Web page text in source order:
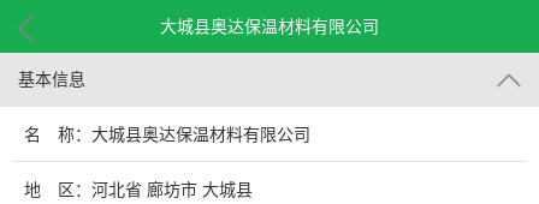
大城县奥达保温材料有限公司
基本信息
名 称：大城县奥达保温材料有限公司
地 区：河北省 廊坊市 大城县